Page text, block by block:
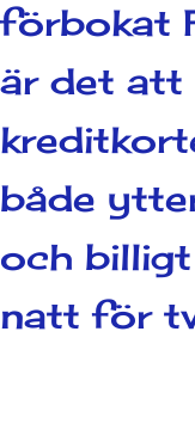
förbokat
är det att
både
och
natt för